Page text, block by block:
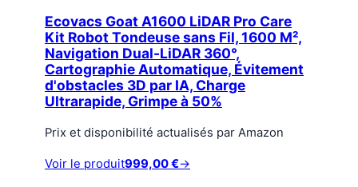
Ecovacs Goat A1600 LiDAR Pro Care
Kit Robot Tondeuse sans Fil, 1600 M²,
Navigation Dual-LiDAR 360°,
Cartographie Automatique, Évitement
d'obstacles 3D par IA, Charge
Ultrarapide, Grimpe à 50%
Prix et disponibilité actualisés par Amazon
Voir le produit999,00 €→